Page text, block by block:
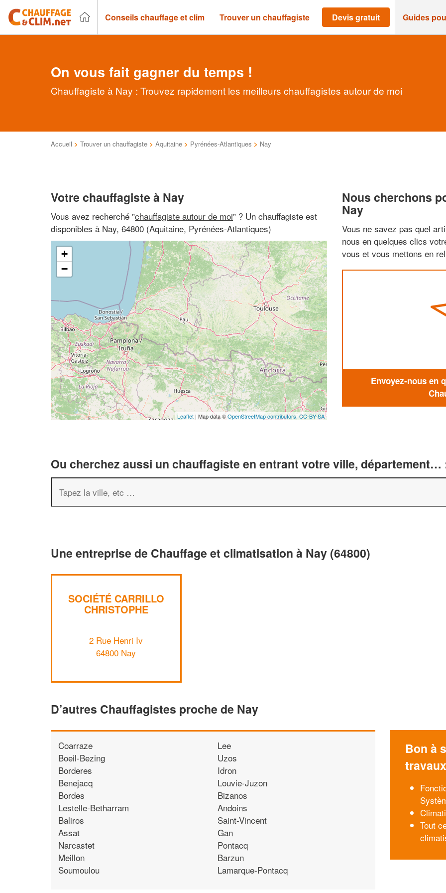
Conseils chauffage et clim Trouver un chauffagiste Devis gratuit Guides
On vous fait gagner du temps !
Chauffagiste à Nay : Trouvez rapidement les meilleurs chauffagistes autour de moi
Accueil > Trouver un chauffagiste > Aquitaine > Pyrénées-Atlantiques > Nay
Votre chauffagiste à Nay
Vous avez recherché "chauffagiste autour de moi" ? Un chauffagiste est
disponibles à Nay, 64800 (Aquitaine, Pyrénées-Atlantiques)
+
−
Leaflet | Map data ©OpenStreetMap contributors, CC-BY-SA
Nous cherchons
Nay
Vous ne savez pas quel
nous en quelques clics
vous et vous mettons en
Envoyez-nous en
Ou cherchez aussi un chauffagiste en entrant votre ville, département…
Une entreprise de Chauffage et climatisation à Nay (64800)
SOCIÉTÉ CARRILLO
CHRISTOPHE
2 Rue Henri Iv
64800 Nay
D’autres Chauffagistes proche de Nay
Coarraze
Boeil-Bezing
Borderes
Benejacq
Bordes
Lestelle-Betharram
Baliros
Assat
Narcastet
Meillon
Soumoulou
Lee
Uzos
Idron
Louvie-Juzon
Bizanos
Andoins
Saint-Vincent
Gan
Pontacq
Barzun
Lamarque-Pontacq
Bon à
travaux
Tout